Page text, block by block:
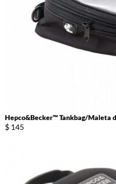
Hepco&Becker™ Tankbag/Maleta
$ 145